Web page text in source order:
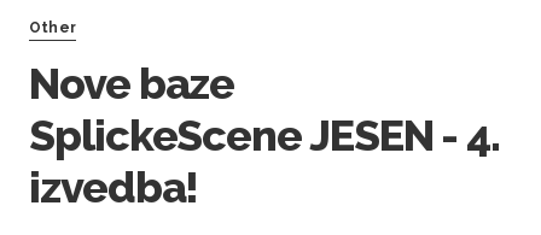
Other
Nove baze
SplickeScene JESEN - 4.
izvedba!